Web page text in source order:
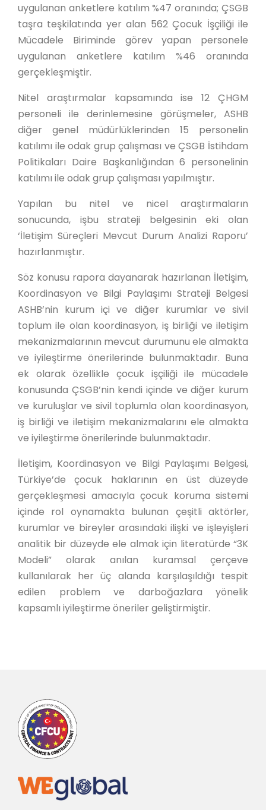
uygulanan anketlere katılım %47 oranında; ÇSGB
taşra teşkilatında yer alan 562 Çocuk İşçiliği ile
Mücadele Biriminde görev yapan personele
uygulanan anketlere katılım %46 oranında
gerçekleşmiştir.
Nitel araştırmalar kapsamında ise 12 ÇHGM
personeli ile derinlemesine görüşmeler, ASHB
diğer genel müdürlüklerinden 15 personelin
katılımı ile odak grup çalışması ve ÇSGB İstihdam
Politikaları Daire Başkanlığından 6 personelinin
katılımı ile odak grup çalışması yapılmıştır.
Yapılan bu nitel ve nicel araştırmaların
sonucunda, işbu strateji belgesinin eki olan
‘İletişim Süreçleri Mevcut Durum Analizi Raporu’
hazırlanmıştır.
Söz konusu rapora dayanarak hazırlanan İletişim,
Koordinasyon ve Bilgi Paylaşımı Strateji Belgesi
ASHB’nin kurum içi ve diğer kurumlar ve sivil
toplum ile olan koordinasyon, iş birliği ve iletişim
mekanizmalarının mevcut durumunu ele almakta
ve iyileştirme önerilerinde bulunmaktadır. Buna
ek olarak özellikle çocuk işçiliği ile mücadele
konusunda ÇSGB’nin kendi içinde ve diğer kurum
ve kuruluşlar ve sivil toplumla olan koordinasyon,
iş birliği ve iletişim mekanizmalarını ele almakta
ve iyileştirme önerilerinde bulunmaktadır.
İletişim, Koordinasyon ve Bilgi Paylaşımı Belgesi,
Türkiye’de çocuk haklarının en üst düzeyde
gerçekleşmesi amacıyla çocuk koruma sistemi
içinde rol oynamakta bulunan çeşitli aktörler,
kurumlar ve bireyler arasındaki ilişki ve işleyişleri
analitik bir düzeyde ele almak için literatürde “3K
Modeli” olarak anılan kuramsal çerçeve
kullanılarak her üç alanda karşılaşıldığı tespit
edilen problem ve darboğazlara yönelik
kapsamlı iyileştirme öneriler geliştirmiştir.